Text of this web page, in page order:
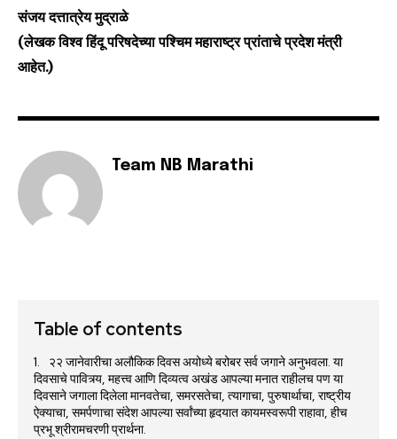
संजय दत्तात्रेय मुद्राळे
(लेखक विश्व हिंदू परिषदेच्या पश्चिम महाराष्ट्र प्रांताचे प्रदेश मंत्री
आहेत.)
Team NB Marathi
Table of contents
२२ जानेवारीचा अलौकिक दिवस अयोध्ये बरोबर सर्व जगाने अनुभवला. या
दिवसाचे पावित्र्य, महत्त्व आणि दिव्यत्व अखंड आपल्या मनात राहीलच पण या
दिवसाने जगाला दिलेला मानवतेचा, समरसतेचा, त्यागाचा, पुरुषार्थाचा, राष्ट्रीय
ऐक्याचा, समर्पणाचा संदेश आपल्या सर्वांच्या हृदयात कायमस्वरूपी राहावा, हीच
प्रभू श्रीरामचरणी प्रार्थना.